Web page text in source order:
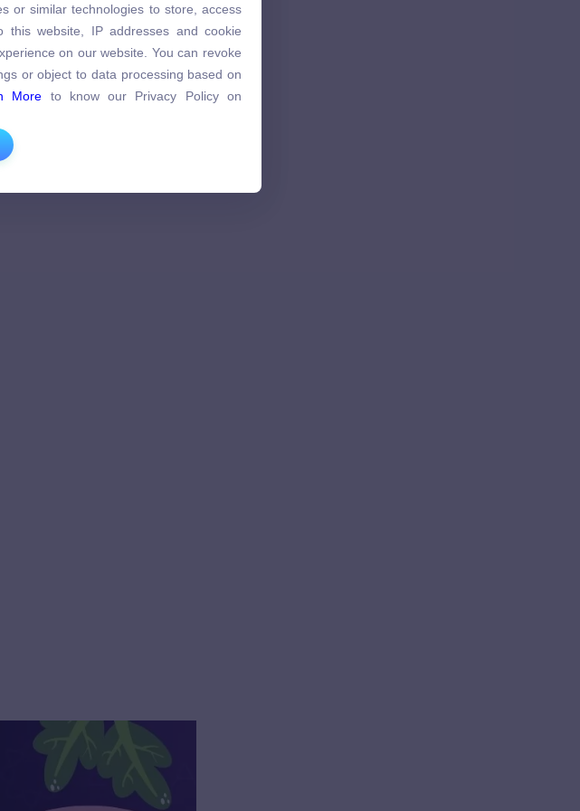
website, IP addresses and cookie
on our website. You can revoke
or object to data processing based on
More
to know our Privacy Policy on
or similar technologies to store, access
website, IP addresses and cookie
on our website. You can revoke
or object to data processing based on
More to know our Privacy Policy on